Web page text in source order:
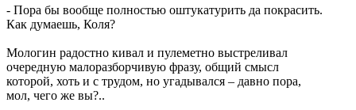
- Пора бы вообще полностью оштукатурить да покрасить.
Как думаешь, Коля?
Мологин радостно кивал и пулеметно выстреливал
очередную малоразборчивую фразу, общий смысл
которой, хоть и с трудом, но угадывался – давно пора,
мол, чего же вы?..